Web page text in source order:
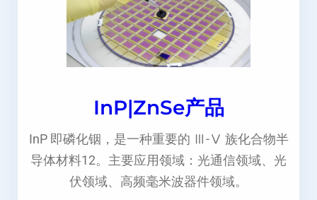
InP|ZnSe产品
InP 即磷化铟，是一种重要的 Ⅲ-Ⅴ 族化合物半
导体材料12。主要应用领域：光通信领域、光
伏领域、高频毫米波器件领域。